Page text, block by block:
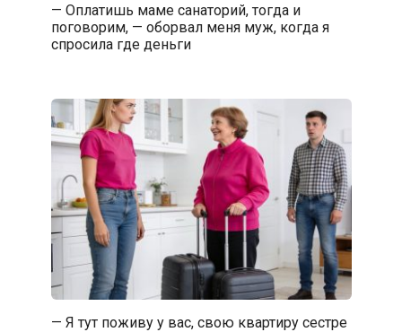
— Оплатишь маме санаторий, тогда и
поговорим, — оборвал меня муж, когда я
спросила где деньги
— Я тут поживу у вас, свою квартиру сестре